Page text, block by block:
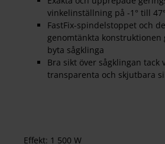
vinkelinställning på -1° till 47°
FastFix-spindelstoppet och
genomtänkta konstruktionen
byta sågklinga
Bra sikt över sågklingan tack
transparenta och skjutbara
Effekt: 1 500 W